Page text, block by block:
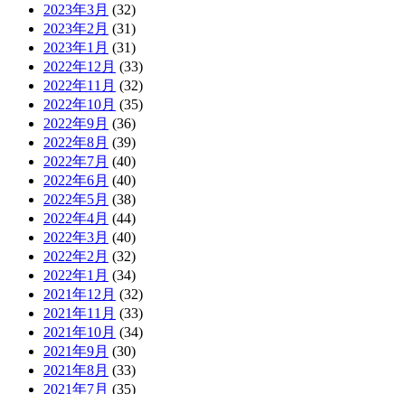
2023年3月 (32)
2023年2月 (31)
2023年1月 (31)
2022年12月 (33)
2022年11月 (32)
2022年10月 (35)
2022年9月 (36)
2022年8月 (39)
2022年7月 (40)
2022年6月 (40)
2022年5月 (38)
2022年4月 (44)
2022年3月 (40)
2022年2月 (32)
2022年1月 (34)
2021年12月 (32)
2021年11月 (33)
2021年10月 (34)
2021年9月 (30)
2021年8月 (33)
2021年7月 (35)